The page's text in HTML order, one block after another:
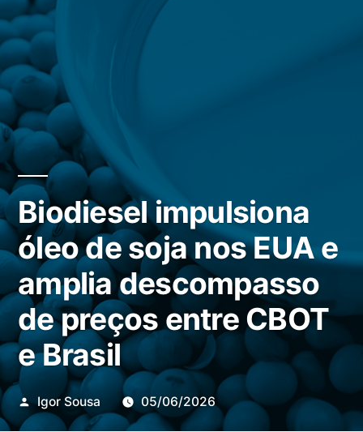
Biodiesel impulsiona
óleo de soja nos EUA e
amplia descompasso
de preços entre CBOT
e Brasil
Publicado
Igor Sousa 05/06/2026